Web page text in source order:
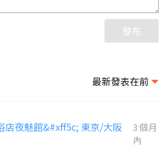
發布
最新發表在前
店夜魅館&#xff5c; 東京/大阪
3 個月
內